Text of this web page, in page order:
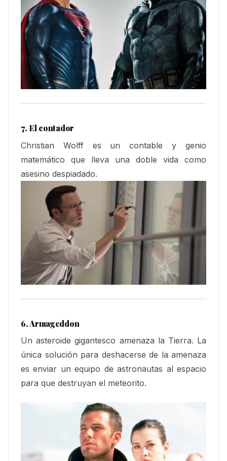
7. El contador
Christian Wolff es un contable y genio
matemático que lleva una doble vida como
asesino despiadado.
6. Armageddon
Un asteroide gigantesco amenaza la Tierra. La
única solución para deshacerse de la amenaza
es enviar un equipo de astronautas al espacio
para que destruyan el meteorito.